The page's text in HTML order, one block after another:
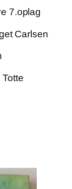
7.oplag
Carlsen